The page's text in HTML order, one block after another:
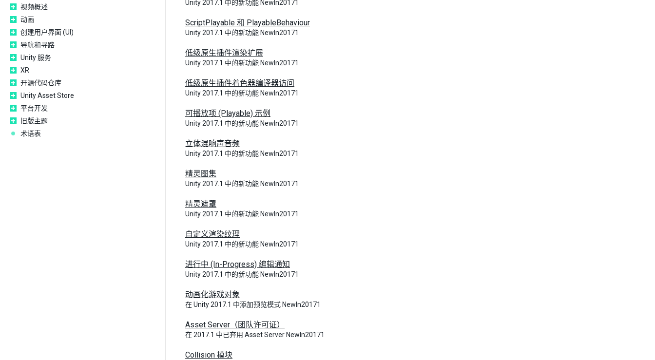
视频概述
动画
创建用户界面 (UI)
导航和寻路
Unity 服务
XR
开源代码仓库
Unity Asset Store
平台开发
旧版主题
术语表
Unity 2017.1 中的新功能 NewIn20171
ScriptPlayable 和 PlayableBehaviour
Unity 2017.1 中的新功能 NewIn20171
低级原生插件渲染扩展
Unity 2017.1 中的新功能 NewIn20171
低级原生插件着色器编译器访问
Unity 2017.1 中的新功能 NewIn20171
可播放项 (Playable) 示例
Unity 2017.1 中的新功能 NewIn20171
立体混响声音频
Unity 2017.1 中的新功能 NewIn20171
精灵图集
Unity 2017.1 中的新功能 NewIn20171
精灵遮罩
Unity 2017.1 中的新功能 NewIn20171
自定义渲染纹理
Unity 2017.1 中的新功能 NewIn20171
进行中 (In-Progress) 编辑通知
Unity 2017.1 中的新功能 NewIn20171
动画化游戏对象
在 Unity 2017.1 中添加预览模式 NewIn20171
Asset Server（团队许可证）
在 2017.1 中已弃用 Asset Server NewIn20171
Collision 模块